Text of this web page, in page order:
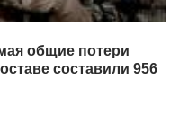
общие потери
составили 956